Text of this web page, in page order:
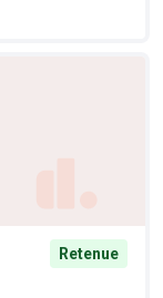
Retenue